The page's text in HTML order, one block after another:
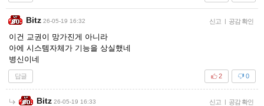
Bitz 26-05-19 16:32 신고 | 공감 확인
이건 교권이 망가진게 아니라
아에 시스템자체가 기능을 상실했네
병신이네
답글 0
2
Bitz 26-05-19 16:33 신고 | 공감 확인